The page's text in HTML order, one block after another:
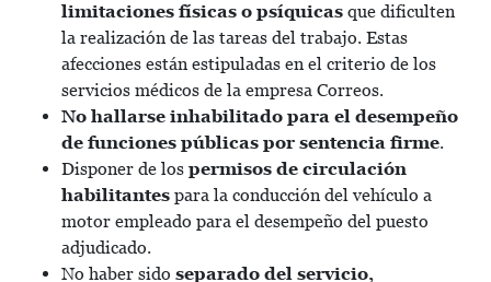
limitaciones físicas o psíquicas que dificulten
la realización de las tareas del trabajo. Estas
afecciones están estipuladas en el criterio de los
servicios médicos de la empresa Correos.
No hallarse inhabilitado para el desempeño
de funciones públicas por sentencia firme.
Disponer de los permisos de circulación
habilitantes para la conducción del vehículo a
motor empleado para el desempeño del puesto
adjudicado.
No haber sido separado del servicio,